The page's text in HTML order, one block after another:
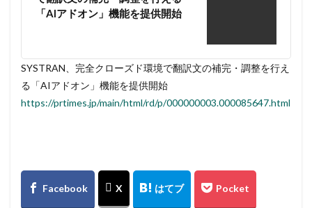
「AIアドオン」機能を提供開始
SYSTRAN、完全クローズド環境で翻訳文の補完・調整を行え
る「AIアドオン」機能を提供開始
https://prtimes.jp/main/html/rd/p/000000003.000085647.html